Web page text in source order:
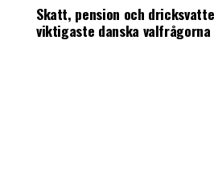
Skatt, pension och
viktigaste danska valfrågorna